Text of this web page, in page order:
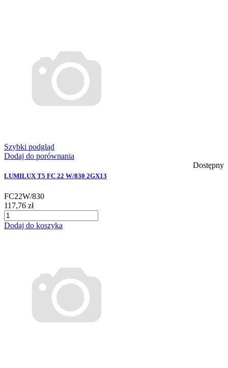
Szybki podgląd
Dodaj do porównania
Dostępny
LUMILUX T5 FC 22 W/830 2GX13
FC22W/830
117,76 zł
Dodaj do koszyka